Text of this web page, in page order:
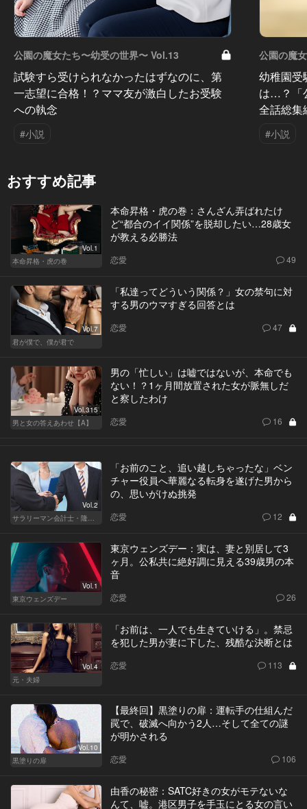
公園の魔女たち〜幼受の世界〜 Vol.13
試験すら受けられなかったはずなのに、第
一志望に合格！？ママ友が激白したお受験
への執念
#小説
公園の魔
幼稚園受
は…？「
全話総集
#小説
おすすめ記事
Vol.1
本命昇格・虎の巻
本命昇格・虎の巻：さんざん弄ばれたけ
ど“都合のイイ関係”を脱却したい…28歳女
が教える必勝法
恋愛 49
Vol.7
君が僕で、僕が君で
「私達ってどういう関係？」女の禁句に対
する男のウマすぎる回答とは
恋愛 47
Vol.315
男と女の答えあわせ【A】
男の「忙しい」は嘘ではないが、本命でも
ない！？1ヶ月間放置された女が脈無しだ
と察したわけ
恋愛 16
Vol.2
サラリーマン会計士・隆一の迷い
「お前のこと、追い越しちゃったな」ベン
チャー役員へ華麗なる転身を遂げた男から
の、思いがけぬ挑発
恋愛 12
Vol.1
東京ウェンズデー
東京ウェンズデー：実は、妻と別居して3
ヶ月。公私共に絶好調に見える39歳男の本
音
恋愛 26
Vol.4
元・夫婦
「お前は、一人でも生きていける」。禁忌
を犯した男が妻に下した、残酷な決断とは
恋愛 113
Vol.10
黒塗りの扉
【最終回】黒塗りの扉：運転手の仕組んだ
罠で、破滅へ向かう2人…そして全ての謎
が明かされる
恋愛 106
由香の秘密：SATC好きの女がモテないな
んて、嘘。港区男子を手玉にとる女の言い